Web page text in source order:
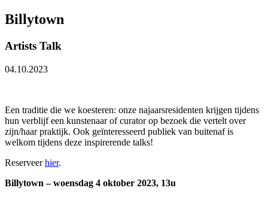
Billytown
Artists Talk
04.10.2023
Een traditie die we koesteren: onze najaarsresidenten krijgen tijdens
hun verblijf een kunstenaar of curator op bezoek die vertelt over
zijn/haar praktijk. Ook geïnteresseerd publiek van buitenaf is
welkom tijdens deze inspirerende talks!
Reserveerhier.
Billytown – woensdag 4 oktober 2023, 13u